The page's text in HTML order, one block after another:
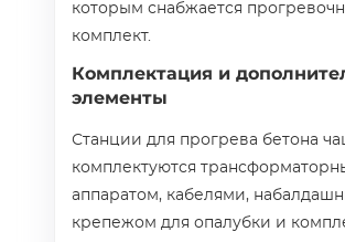
которым снабжается
комплект.
Комплектация и
элементы
Станции для прогрева бетона
комплектуются
аппаратом, кабелями,
крепежом для опалубки и